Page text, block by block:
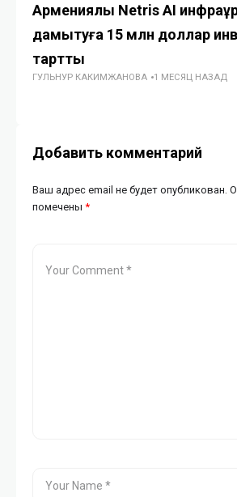
Армениялық Netris AI
дамытуға 15 млн доллар
тартты
ГУЛЬНУР КАКИМЖАНОВА 1 МЕСЯЦ НАЗАД
Добавить комментарий
Ваш адрес email не будет опубликован.
помечены *